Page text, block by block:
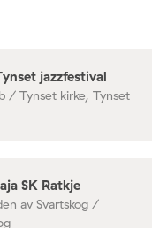
jazzfestival
/ Tynset kirke, Tynset
SK Ratkje
av Svartskog /